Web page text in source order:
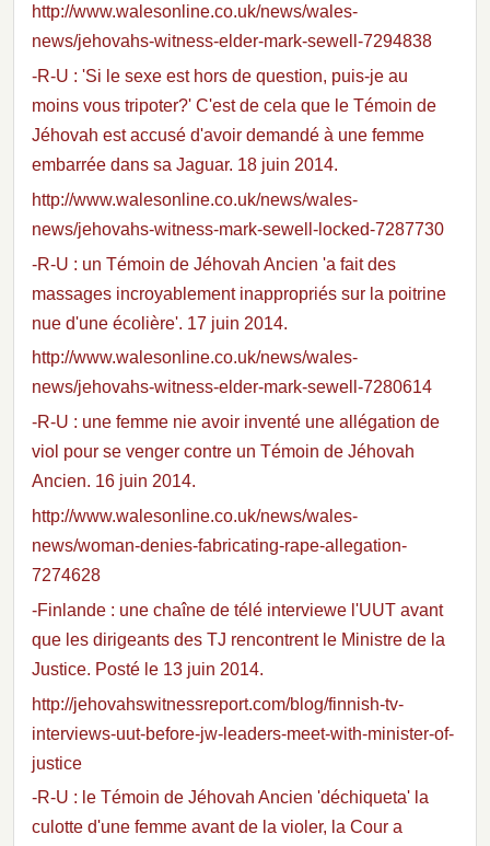
http://www.walesonline.co.uk/news/wales-
news/jehovahs-witness-elder-mark-sewell-7294838
-R-U : 'Si le sexe est hors de question, puis-je au
moins vous tripoter?' C'est de cela que le Témoin de
Jéhovah est accusé d'avoir demandé à une femme
embarrée dans sa Jaguar. 18 juin 2014.
http://www.walesonline.co.uk/news/wales-
news/jehovahs-witness-mark-sewell-locked-7287730
-R-U : un Témoin de Jéhovah Ancien 'a fait des
massages incroyablement inappropriés sur la poitrine
nue d'une écolière'. 17 juin 2014.
http://www.walesonline.co.uk/news/wales-
news/jehovahs-witness-elder-mark-sewell-7280614
-R-U : une femme nie avoir inventé une allégation de
viol pour se venger contre un Témoin de Jéhovah
Ancien. 16 juin 2014.
http://www.walesonline.co.uk/news/wales-
news/woman-denies-fabricating-rape-allegation-
7274628
-Finlande : une chaîne de télé interviewe l'UUT avant
que les dirigeants des TJ rencontrent le Ministre de la
Justice. Posté le 13 juin 2014.
http://jehovahswitnessreport.com/blog/finnish-tv-
interviews-uut-before-jw-leaders-meet-with-minister-of-
justice
-R-U : le Témoin de Jéhovah Ancien 'déchiqueta' la
culotte d'une femme avant de la violer, la Cour a